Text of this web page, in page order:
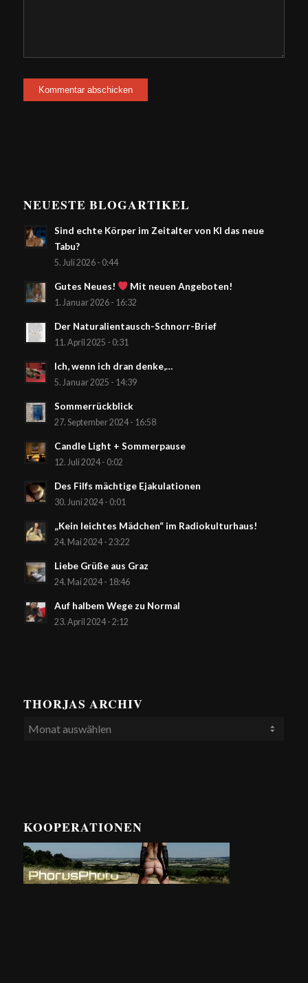
NEUESTE BLOGARTIKEL
Sind echte Körper im Zeitalter von KI das neue
Tabu?
5. Juli 2026 - 0:44
Gutes Neues! Mit neuen Angeboten!
1. Januar 2026 - 16:32
Der Naturalientausch-Schnorr-Brief
11. April 2025 - 0:31
Ich, wenn ich dran denke,…
5. Januar 2025 - 14:39
Sommerrückblick
27. September 2024 - 16:58
Candle Light + Sommerpause
12. Juli 2024 - 0:02
Des Filfs mächtige Ejakulationen
30. Juni 2024 - 0:01
„Kein leichtes Mädchen“ im Radiokulturhaus!
24. Mai 2024 - 23:22
Liebe Grüße aus Graz
24. Mai 2024 - 18:46
Auf halbem Wege zu Normal
23. April 2024 - 2:12
THORJAS ARCHIV
KOOPERATIONEN